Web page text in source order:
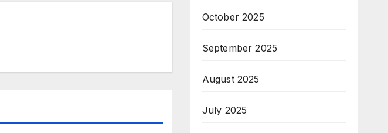
October 2025
September 2025
August 2025
July 2025